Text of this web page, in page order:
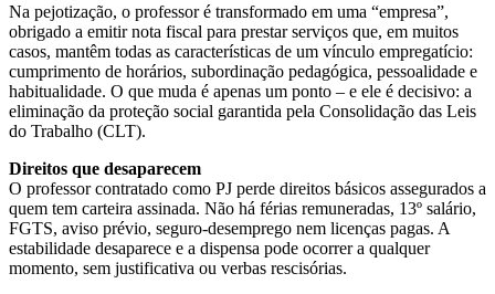
Na pejotização, o professor é transformado em uma “empresa”,
obrigado a emitir nota fiscal para prestar serviços que, em muitos
casos, mantêm todas as características de um vínculo empregatício:
cumprimento de horários, subordinação pedagógica, pessoalidade e
habitualidade. O que muda é apenas um ponto – e ele é decisivo: a
eliminação da proteção social garantida pela Consolidação das Leis
do Trabalho (CLT).
Direitos que desaparecem
O professor contratado como PJ perde direitos básicos assegurados a
quem tem carteira assinada. Não há férias remuneradas, 13º salário,
FGTS, aviso prévio, seguro-desemprego nem licenças pagas. A
estabilidade desaparece e a dispensa pode ocorrer a qualquer
momento, sem justificativa ou verbas rescisórias.